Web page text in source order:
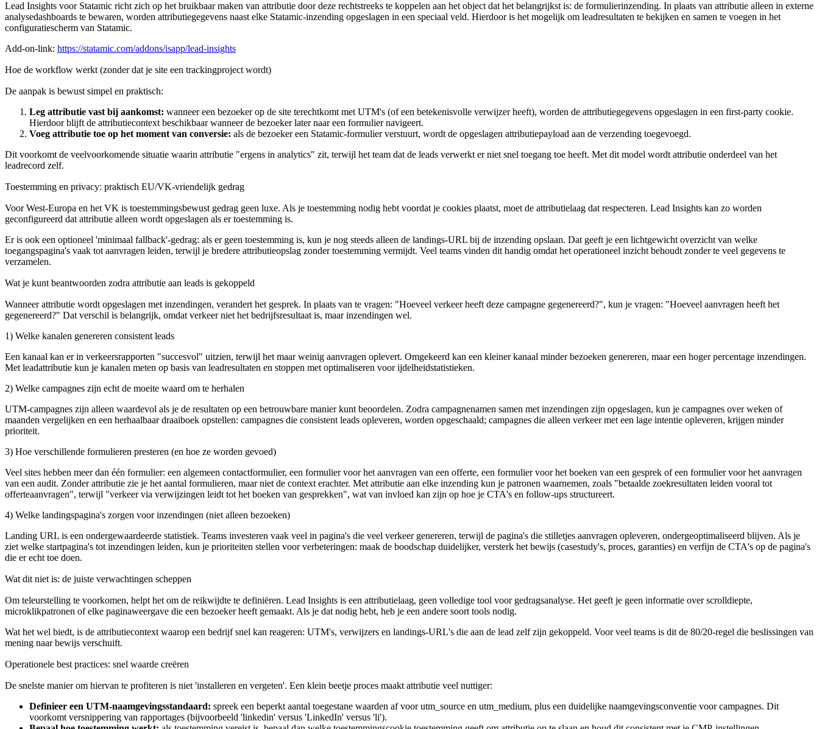
Lead Insights voor Statamic richt zich op het bruikbaar maken van attributie door deze rechtstreeks te koppelen aan het object dat het belangrijkst is: de formulierinzending. In plaats van attributie alleen in externe
analysedashboards te bewaren, worden attributiegegevens naast elke Statamic-inzending opgeslagen in een speciaal veld. Hierdoor is het mogelijk om leadresultaten te bekijken en samen te voegen in het
configuratiescherm van Statamic.
Add-on-link: https://statamic.com/addons/isapp/lead-insights
Hoe de workflow werkt (zonder dat je site een trackingproject wordt)
De aanpak is bewust simpel en praktisch:
Leg attributie vast bij aankomst: wanneer een bezoeker op de site terechtkomt met UTM's (of een betekenisvolle verwijzer heeft), worden de attributiegegevens opgeslagen in een first-party cookie.
Hierdoor blijft de attributiecontext beschikbaar wanneer de bezoeker later naar een formulier navigeert.
Voeg attributie toe op het moment van conversie: als de bezoeker een Statamic-formulier verstuurt, wordt de opgeslagen attributiepayload aan de verzending toegevoegd.
Dit voorkomt de veelvoorkomende situatie waarin attributie "ergens in analytics" zit, terwijl het team dat de leads verwerkt er niet snel toegang toe heeft. Met dit model wordt attributie onderdeel van het
leadrecord zelf.
Toestemming en privacy: praktisch EU/VK-vriendelijk gedrag
Voor West-Europa en het VK is toestemmingsbewust gedrag geen luxe. Als je toestemming nodig hebt voordat je cookies plaatst, moet de attributielaag dat respecteren. Lead Insights kan zo worden
geconfigureerd dat attributie alleen wordt opgeslagen als er toestemming is.
Er is ook een optioneel 'minimaal fallback'-gedrag: als er geen toestemming is, kun je nog steeds alleen de landings-URL bij de inzending opslaan. Dat geeft je een lichtgewicht overzicht van welke
toegangspagina's vaak tot aanvragen leiden, terwijl je bredere attributieopslag zonder toestemming vermijdt. Veel teams vinden dit handig omdat het operationeel inzicht behoudt zonder te veel gegevens te
verzamelen.
Wat je kunt beantwoorden zodra attributie aan leads is gekoppeld
Wanneer attributie wordt opgeslagen met inzendingen, verandert het gesprek. In plaats van te vragen: "Hoeveel verkeer heeft deze campagne gegenereerd?", kun je vragen: "Hoeveel aanvragen heeft het
gegenereerd?" Dat verschil is belangrijk, omdat verkeer niet het bedrijfsresultaat is, maar inzendingen wel.
1) Welke kanalen genereren consistent leads
Een kanaal kan er in verkeersrapporten "succesvol" uitzien, terwijl het maar weinig aanvragen oplevert. Omgekeerd kan een kleiner kanaal minder bezoeken genereren, maar een hoger percentage inzendingen.
Met leadattributie kun je kanalen meten op basis van leadresultaten en stoppen met optimaliseren voor ijdelheidstatistieken.
2) Welke campagnes zijn echt de moeite waard om te herhalen
UTM-campagnes zijn alleen waardevol als je de resultaten op een betrouwbare manier kunt beoordelen. Zodra campagnenamen samen met inzendingen zijn opgeslagen, kun je campagnes over weken of
maanden vergelijken en een herhaalbaar draaiboek opstellen: campagnes die consistent leads opleveren, worden opgeschaald; campagnes die alleen verkeer met een lage intentie opleveren, krijgen minder
prioriteit.
3) Hoe verschillende formulieren presteren (en hoe ze worden gevoed)
Veel sites hebben meer dan één formulier: een algemeen contactformulier, een formulier voor het aanvragen van een offerte, een formulier voor het boeken van een gesprek of een formulier voor het aanvragen
van een audit. Zonder attributie zie je het aantal formulieren, maar niet de context erachter. Met attributie aan elke inzending kun je patronen waarnemen, zoals "betaalde zoekresultaten leiden vooral tot
offerteaanvragen", terwijl "verkeer via verwijzingen leidt tot het boeken van gesprekken", wat van invloed kan zijn op hoe je CTA's en follow-ups structureert.
4) Welke landingspagina's zorgen voor inzendingen (niet alleen bezoeken)
Landing URL is een ondergewaardeerde statistiek. Teams investeren vaak veel in pagina's die veel verkeer genereren, terwijl de pagina's die stilletjes aanvragen opleveren, ondergeoptimaliseerd blijven. Als je
ziet welke startpagina's tot inzendingen leiden, kun je prioriteiten stellen voor verbeteringen: maak de boodschap duidelijker, versterk het bewijs (casestudy's, proces, garanties) en verfijn de CTA's op de pagina's
die er echt toe doen.
Wat dit niet is: de juiste verwachtingen scheppen
Om teleurstelling te voorkomen, helpt het om de reikwijdte te definiëren. Lead Insights is een attributielaag, geen volledige tool voor gedragsanalyse. Het geeft je geen informatie over scrolldiepte,
microklikpatronen of elke paginaweergave die een bezoeker heeft gemaakt. Als je dat nodig hebt, heb je een andere soort tools nodig.
Wat het wel biedt, is de attributiecontext waarop een bedrijf snel kan reageren: UTM's, verwijzers en landings-URL's die aan de lead zelf zijn gekoppeld. Voor veel teams is dit de 80/20-regel die beslissingen van
mening naar bewijs verschuift.
Operationele best practices: snel waarde creëren
De snelste manier om hiervan te profiteren is niet 'installeren en vergeten'. Een klein beetje proces maakt attributie veel nuttiger:
Definieer een UTM-naamgevingsstandaard: spreek een beperkt aantal toegestane waarden af voor utm_source en utm_medium, plus een duidelijke naamgevingsconventie voor campagnes. Dit
voorkomt versnippering van rapportages (bijvoorbeeld 'linkedin' versus 'LinkedIn' versus 'li').